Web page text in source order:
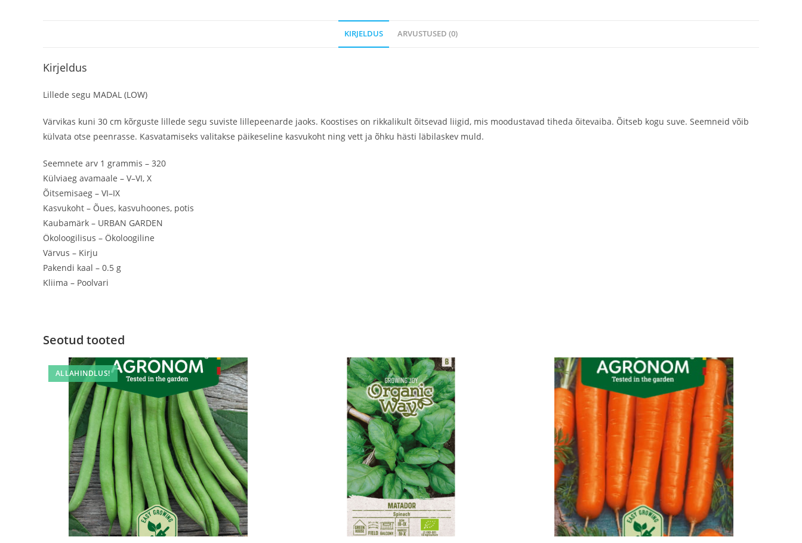
KIRJELDUS ARVUSTUSED (0)
Kirjeldus
Lillede segu MADAL (LOW)
Värvikas kuni 30 cm kõrguste lillede segu suviste lillepeenarde jaoks. Koostises on rikkalikult õitsevad liigid, mis moodustavad tiheda õitevaiba. Õitseb kogu suve. Seemneid võib
külvata otse peenrasse. Kasvatamiseks valitakse päikeseline kasvukoht ning vett ja õhku hästi läbilaskev muld.
Seemnete arv 1 grammis – 320
Külviaeg avamaale – V–VI, X
Õitsemisaeg – VI–IX
Kasvukoht – Õues, kasvuhoones, potis
Kaubamärk – URBAN GARDEN
Ökoloogilisus – Ökoloogiline
Värvus – Kirju
Pakendi kaal – 0.5 g
Kliima – Poolvari
Seotud tooted
ALLAHINDLUS!